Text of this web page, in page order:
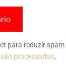
para reduzir spam.
processados.